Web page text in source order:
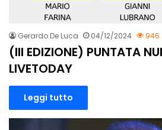
Gerardo De Luca 04/12/2024 946
(III EDIZIONE) PUNTATA
LIVETODAY
Leggi tutto